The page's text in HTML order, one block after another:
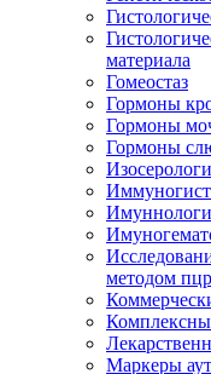
материала
Гомеостаз
Гормоны
Гормоны
Гормоны
методом пцр
Маркеры